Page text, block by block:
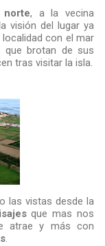
norte, a la vecina
visión del lugar ya
con el mar
que brotan de sus
tras visitar la isla.
las vistas desde la
que mas nos
atrae y más con
.